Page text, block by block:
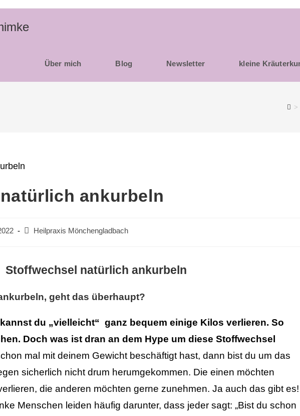
Über mich Blog Newsletter kleine
>
ankurbeln
Heilpraxis Mönchengladbach
Stoffwechsel natürlich ankurbeln
geht das überhaupt?
du „vielleicht“ ganz bequem einige Kilos verlieren. So
Doch was ist dran an dem Hype um diese Stoffwechsel
mal mit deinem Gewicht beschäftigt hast, dann bist du um das
sicherlich nicht drum herumgekommen. Die einen möchten
die anderen möchten gerne zunehmen. Ja auch das gibt es!
Menschen leiden häufig darunter, dass jeder sagt: „Bist du schon